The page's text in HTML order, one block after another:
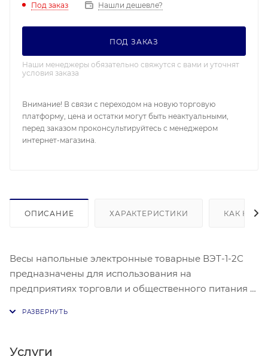
Под заказ Нашли дешевле?
ПОД ЗАКАЗ
Наши менеджеры обязательно свяжутся с вами и уточнят
условия заказа
Внимание! В связи с переходом на новую торговую
платформу, цена и остатки могут быть неактуальными,
перед заказом проконсультируйтесь с менеджером
интернет-магазина.
ОПИСАНИЕ ХАРАКТЕРИСТИКИ КАК
Весы напольные электронные товарные ВЭТ-1-2С
предназначены для использования на
предприятиях торговли и общественного питания и
внесены в Государственный реестр средств
Услуги